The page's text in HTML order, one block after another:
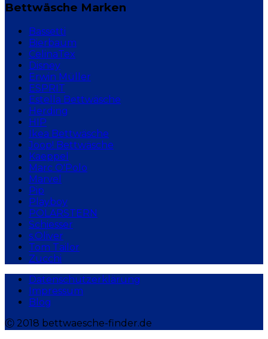
Bettwäsche Marken
Bassetti
Bierbaum
CelinaTex
Disney
Erwin Müller
ESPRIT
Estella Bettwäsche
Herding
HIP
Ikea Bettwäsche
Joop! Bettwäsche
Kaeppel
Marc O'Polo
Marvel
Pip
Playboy
POLARSTERN
Schiesser
s.Oliver
Tom Tailor
Zucchi
Datenschutzerklärung
Impressum
Blog
Ⓒ 2018 bettwaesche-finder.de